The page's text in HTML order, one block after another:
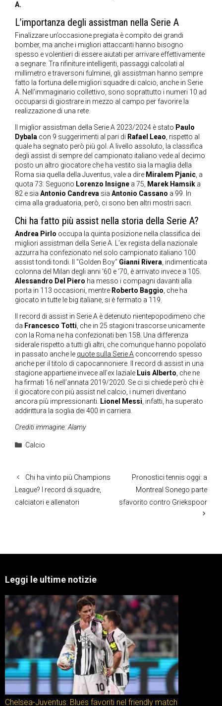
A.
L’importanza degli assistman nella Serie A
Finalizzare un’occasione pregiata è compito dei grandi
bomber, ma anche i migliori attaccanti hanno bisogno
spesso e volentieri di essere aiutati per arrivare effettivamente
a segnare. Tra rifiniture intelligenti, passaggi calcolati al
millimetro e traversoni fulminei, gli assistman hanno sempre
fatto la fortuna delle migliori squadre di calcio, anche in Serie
A. Nell’immaginario collettivo, sono soprattutto i numeri 10 ad
occuparsi di giostrare in mezzo al campo per favorire la
realizzazione di una rete.
Il miglior assistman della Serie A 2023/2024 è stato Paulo
Dybala con 9 suggerimenti al pari di Rafael Leao, rispetto al
quale ha segnato però più gol. A livello assoluto, la classifica
degli assist di sempre del campionato italiano vede al decimo
posto un altro giocatore che ha vestito sia la maglia della
Roma sia quella della Juventus, vale a dire Miralem Pjanic, a
quota 73. Seguono Lorenzo Insigne a 75, Marek Hamsik a
82 e sia Antonio Candreva sia Antonio Cassano a 99. In
cima alla graduatoria, però, ci sono ben altri mostri sacri.
Chi ha fatto più assist nella storia della Serie A?
Andrea Pirlo occupa la quinta posizione nella classifica dei
migliori assistman della Serie A. L’ex regista della nazionale
azzurra ha confezionato nel solo campionato italiano 100
assist tondi tondi. Il “Golden Boy” Gianni Rivera, indimenticata
colonna del Milan degli anni ‘60 e ‘70, è arrivato invece a 105.
Alessandro Del Piero ha messo i compagni davanti alla
porta in 113 occasioni, mentre Roberto Baggio, che ha
giocato in tutte le big italiane, si è fermato a 119.
Il record di assist in Serie A è detenuto nientepopodimeno che
da Francesco Totti, che in 25 stagioni trascorse unicamente
con la Roma ne ha confezionati ben 158. Una differenza
siderale rispetto a tutti gli altri, che comunque hanno popolato
in passato anche le quote sulla Serie A concorrendo spesso
anche per il titolo di capocannoniere. Il record di assist in una
stagione appartiene invece all’ex laziale Luis Alberto, che ne
ha firmati 16 nell’annata 2019/2020. Se ci si chiede però chi è
il giocatore con più assist nel calcio, i numeri diventano
ancora più impressionanti. Lionel Messi, infatti, ha superato
addirittura la soglia dei 400 in carriera.
Crediti immagine: Alamy
Categorie
Calcio
Chi ha vinto più Champions
League? I record di squadre,
calciatori e allenatori
Pronostici tennis oggi: a
Montreal Sonego parte
sfavorito contro Griekspoor
Leggi le ultime notizie
Chelsea-Juventus: Blues favoriti nel friendly match